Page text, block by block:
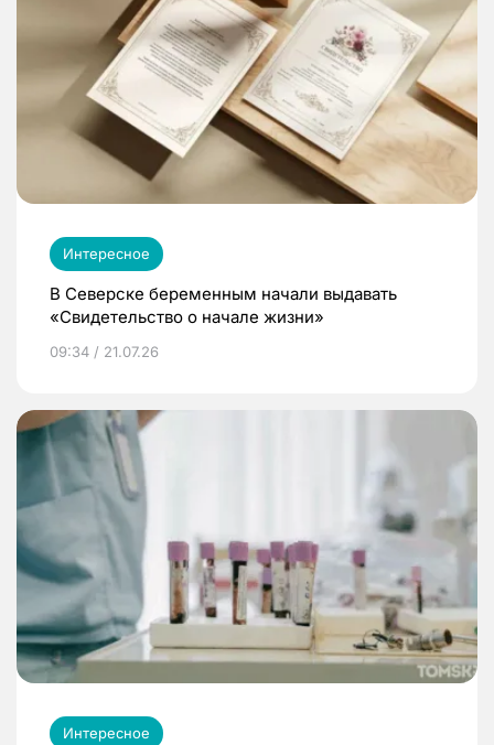
Интересное
В Северске беременным начали выдавать
«Свидетельство о начале жизни»
09:34 / 21.07.26
Интересное